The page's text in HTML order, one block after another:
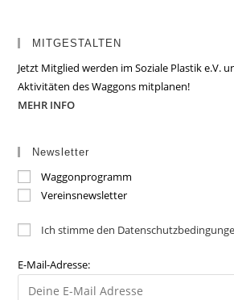
MITGESTALTEN
Jetzt Mitglied werden im Soziale Plastik e.V.
Aktivitäten des Waggons mitplanen!
MEHR INFO
Newsletter
Waggonprogramm
Vereinsnewsletter
Ich stimme den
E-Mail-Adresse: